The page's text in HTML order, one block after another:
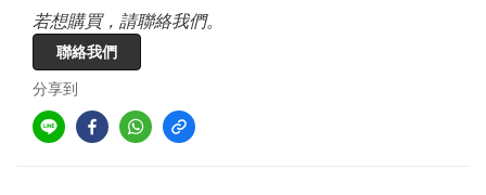
若想購買，請聯絡我們。
聯絡我們
分享到